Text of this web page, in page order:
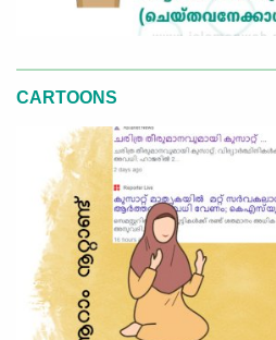
CARTOONS